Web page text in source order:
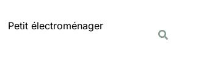
Petit électroménager